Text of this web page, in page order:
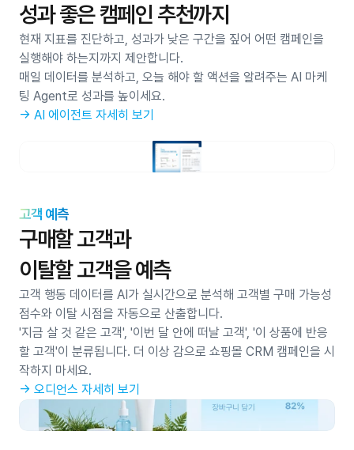
성과 좋은 캠페인 추천까지
현재 지표를 진단하고, 성과가 낮은 구간을 짚어 어떤 캠페인을
실행해야 하는지까지 제안합니다.
매일 데이터를 분석하고, 오늘 해야 할 액션을 알려주는 AI 마케
팅 Agent로 성과를 높이세요.
→ AI 에이전트 자세히 보기
고객 예측
구매할 고객과
이탈할 고객을 예측
고객 행동 데이터를 AI가 실시간으로 분석해 고객별 구매 가능성
점수와 이탈 시점을 자동으로 산출합니다.
'지금 살 것 같은 고객', '이번 달 안에 떠날 고객', '이 상품에 반응
할 고객'이 분류됩니다. 더 이상 감으로 쇼핑몰 CRM 캠페인을 시
작하지 마세요.
→ 오디언스 자세히 보기